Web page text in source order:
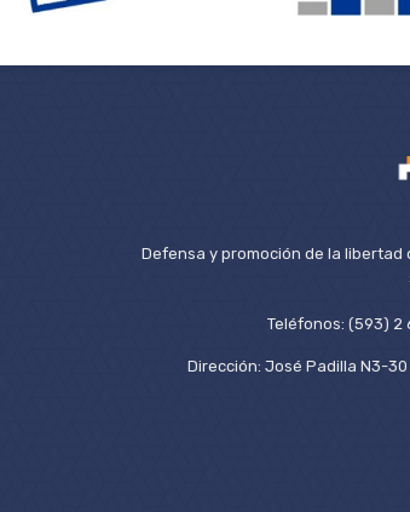
Defensa y promoción de la
Teléfonos: (593)
Dirección: José Padilla N3-